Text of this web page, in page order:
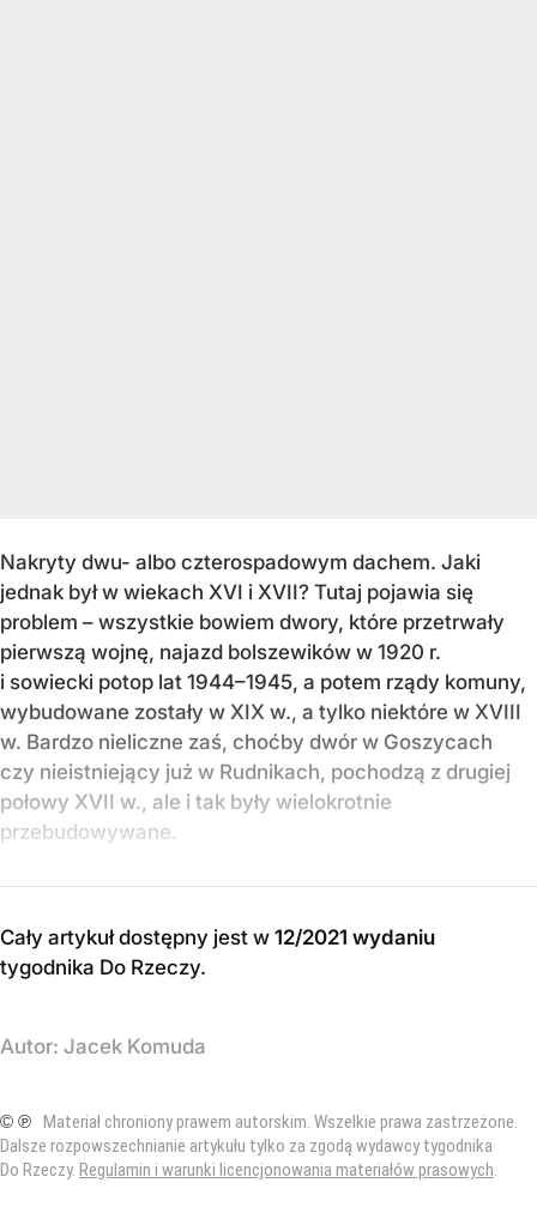
Nakryty dwu- albo czterospadowym dachem. Jaki
jednak był w wiekach XVI i XVII? Tutaj pojawia się
problem – wszystkie bowiem dwory, które przetrwały
pierwszą wojnę, najazd bolszewików w 1920 r.
i sowiecki potop lat 1944–1945, a potem rządy komuny,
wybudowane zostały w XIX w., a tylko niektóre w XVIII
w. Bardzo nieliczne zaś, choćby dwór w Goszycach
czy nieistniejący już w Rudnikach, pochodzą z drugiej
połowy XVII w., ale i tak były wielokrotnie
przebudowywane.
Cały artykuł dostępny jest w 12/2021 wydaniu
tygodnika Do Rzeczy.
Autor: Jacek Komuda
© ℗ Materiał chroniony prawem autorskim. Wszelkie prawa zastrzeżone.
Dalsze rozpowszechnianie artykułu tylko za zgodą wydawcy tygodnika
Do Rzeczy. Regulamin i warunki licencjonowania materiałów prasowych.